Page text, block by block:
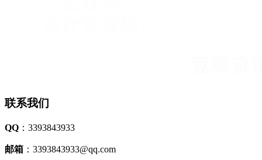
联系我们
QQ ：3393843933
邮箱 ：3393843933@qq.com